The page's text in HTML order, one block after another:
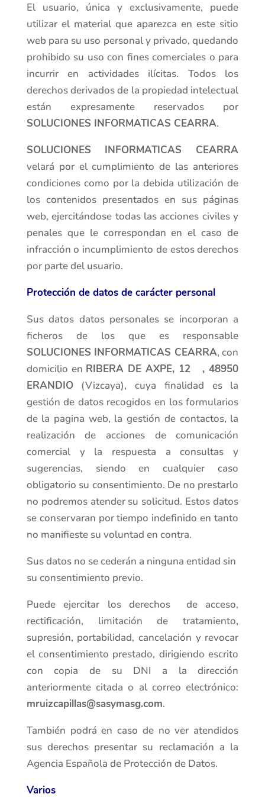
El usuario, única y exclusivamente, puede
utilizar el material que aparezca en este sitio
web para su uso personal y privado, quedando
prohibido su uso con fines comerciales o para
incurrir en actividades ilícitas. Todos los
derechos derivados de la propiedad intelectual
están expresamente reservados por
SOLUCIONES INFORMATICAS CEARRA.
SOLUCIONES INFORMATICAS CEARRA
velará por el cumplimiento de las anteriores
condiciones como por la debida utilización de
los contenidos presentados en sus páginas
web, ejercitándose todas las acciones civiles y
penales que le correspondan en el caso de
infracción o incumplimiento de estos derechos
por parte del usuario.
Protección de datos de carácter personal
Sus datos datos personales se incorporan a
ficheros de los que es responsable
SOLUCIONES INFORMATICAS CEARRA, con
domicilio en RIBERA DE AXPE, 12 , 48950
ERANDIO(Vizcaya), cuya finalidad es la
gestión de datos recogidos en los formularios
de la pagina web, la gestión de contactos, la
realización de acciones de comunicación
comercial y la respuesta a consultas y
sugerencias, siendo en cualquier caso
obligatorio su consentimiento. De no prestarlo
no podremos atender su solicitud. Estos datos
se conservaran por tiempo indefinido en tanto
no manifieste su voluntad en contra.
Sus datos no se cederán a ninguna entidad sin
su consentimiento previo.
Puede ejercitar los derechos de acceso,
rectificación, limitación de tratamiento,
supresión, portabilidad, cancelación y revocar
el consentimiento prestado, dirigiendo escrito
con copia de su DNI a la dirección
anteriormente citada o al correo electrónico:
mruizcapillas@sasymasg.com.
También podrá en caso de no ver atendidos
sus derechos presentar su reclamación a la
Agencia Española de Protección de Datos.
Varios